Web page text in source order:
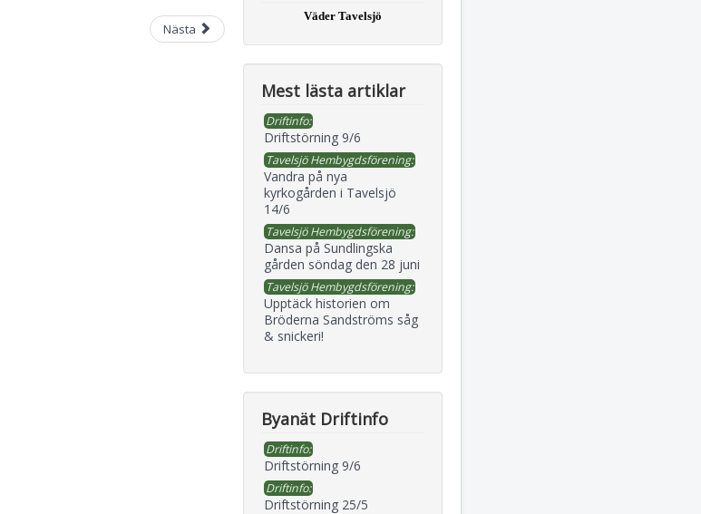
Nästa
Väder Tavelsjö
Mest lästa artiklar
Driftinfo:
Driftstörning 9/6
Tavelsjö Hembygdsförening:
Vandra på nya
kyrkogården i Tavelsjö
14/6
Tavelsjö Hembygdsförening:
Dansa på Sundlingska
gården söndag den 28 juni
Tavelsjö Hembygdsförening:
Upptäck historien om
Bröderna Sandströms såg
& snickeri!
Byanät Driftinfo
Driftinfo:
Driftstörning 9/6
Driftinfo:
Driftstörning 25/5